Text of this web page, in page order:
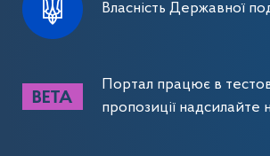
Власність Державної
Портал працює в
пропозиції надсилайте